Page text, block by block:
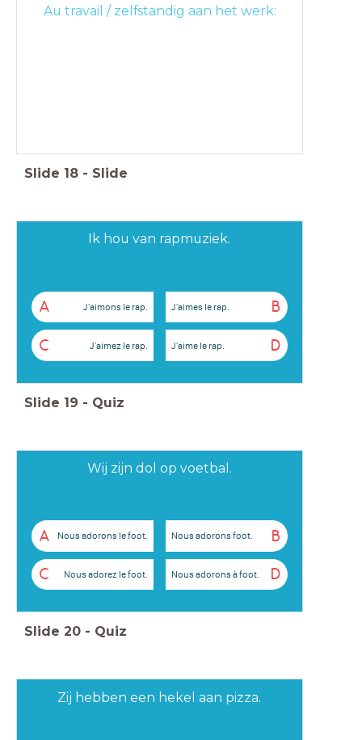
Au travail / zelfstandig aan het werk:
Slide 18 - Slide
Ik hou van rapmuziek.
A J'aimons le rap. B
J'aimes le rap.
C J'aimez le rap. D
J'aime le rap.
Slide 19 - Quiz
Wij zijn dol op voetbal.
A Nous adorons le foot. B
Nous adorons foot.
C Nous adorez le foot. D
Nous adorons à foot.
Slide 20 - Quiz
Zij hebben een hekel aan pizza.